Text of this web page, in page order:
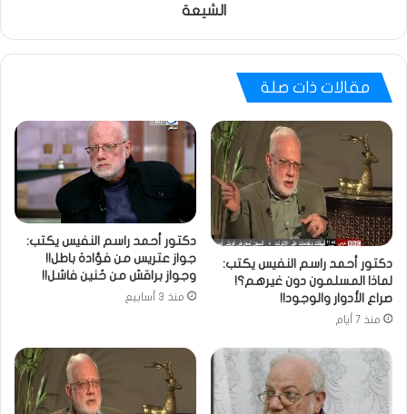
الشيعة
مقالات ذات صلة
دكتور أحمد راسم النفيس يكتب:
لماذا المسلمون دون غيرهم؟!
صراع الأدوار والوجود!!
منذ 7 أيام
دكتور أحمد راسم النفيس يكتب:
جواز عتريس من فؤادة باطل!!
وجواز براقش من حُنين فاشل!!
منذ 3 أسابيع